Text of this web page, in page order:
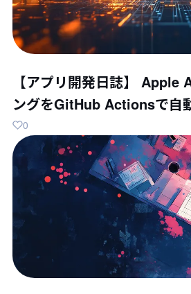
【アプリ開発日誌】 Apple
ングをGitHub Actionsで自
0